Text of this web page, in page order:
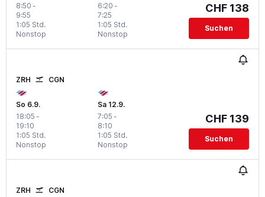
8:50 -
9:55
Nonstop
1:05 Std.
6:20 -
7:25
Nonstop
1:05 Std.
CHF 138
Suchen
ZRH CGN
So 6.9.
18:05 -
19:10
Nonstop
1:05 Std.
Sa 12.9.
7:05 -
8:10
Nonstop
1:05 Std.
CHF 139
Suchen
ZRH CGN